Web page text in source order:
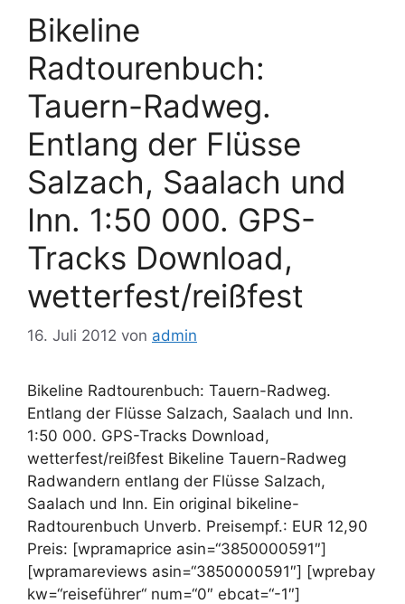
Bikeline
Radtourenbuch:
Tauern-Radweg.
Entlang der Flüsse
Salzach, Saalach und
Inn. 1:50 000. GPS-
Tracks Download,
wetterfest/reißfest
16. Juli 2012 von admin
Bikeline Radtourenbuch: Tauern-Radweg.
Entlang der Flüsse Salzach, Saalach und Inn.
1:50 000. GPS-Tracks Download,
wetterfest/reißfest Bikeline Tauern-Radweg
Radwandern entlang der Flüsse Salzach,
Saalach und Inn. Ein original bikeline-
Radtourenbuch Unverb. Preisempf.: EUR 12,90
Preis: [wpramaprice asin=“3850000591″]
[wpramareviews asin=“3850000591″] [wprebay
kw=“reiseführer“ num=“0″ ebcat=“-1″]